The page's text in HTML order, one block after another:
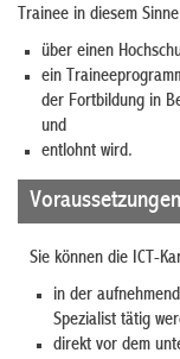
Trainee in diesem
über einen
ein
der Fortbildung in
und
entlohnt wird.
Voraussetzungen
Sie können die ICT-
in der
Spezialist tätig
direkt vor dem